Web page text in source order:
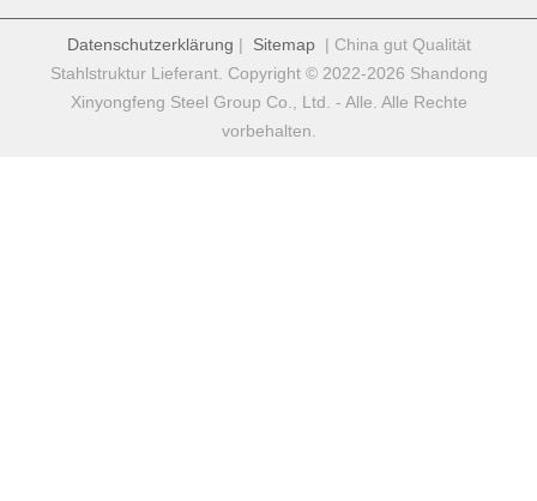
Datenschutzerklärung | Sitemap| China gut Qualität
Stahlstruktur Lieferant. Copyright © 2022-2026 Shandong
Xinyongfeng Steel Group Co., Ltd. - Alle. Alle Rechte
vorbehalten.